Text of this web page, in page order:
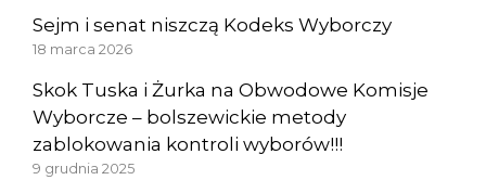
Sejm i senat niszczą Kodeks Wyborczy
18 marca 2026
Skok Tuska i Żurka na Obwodowe Komisje
Wyborcze – bolszewickie metody
zablokowania kontroli wyborów!!!
9 grudnia 2025